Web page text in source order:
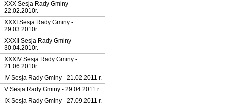
XXX Sesja Rady Gminy -
22.02.2010r.
XXXI Sesja Rady Gminy -
29.03.2010r.
XXXII Sesja Rady Gminy -
30.04.2010r.
XXXIV Sesja Rady Gminy -
21.06.2010r.
IV Sesja Rady Gminy - 21.02.2011 r.
V Sesja Rady Gminy - 29.04.2011 r.
IX Sesja Rady Gminy - 27.09.2011 r.